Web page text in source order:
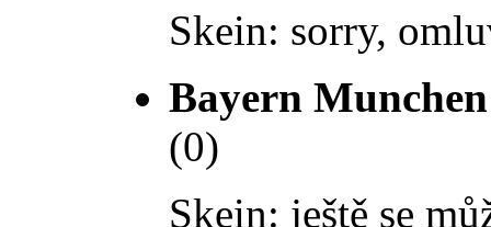
Skein: sorry,
Bayern Munchen
(0)
Skein: ještě se